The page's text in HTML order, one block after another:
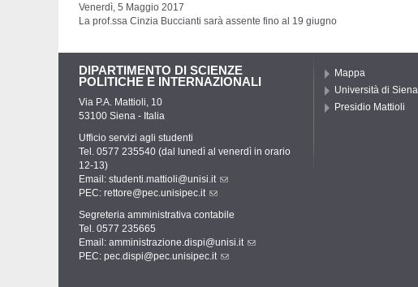
Venerdì, 5 Maggio 2017
La prof.ssa Cinzia Buccianti sarà assente fino al 19 giugno
DIPARTIMENTO DI SCIENZE
POLITICHE E INTERNAZIONALI
Via P.A. Mattioli, 10
53100 Siena - Italia
Ufficio servizi agli studenti
Tel. 0577 235540 (dal lunedì al venerdì in orario
12-13)
Email: studenti.mattioli@unisi.it
PEC: rettore@pec.unisipec.it
Segreteria amministrativa contabile
Tel. 0577 235665
Email: amministrazione.dispi@unisi.it
PEC: pec.dispi@pec.unisipec.it
Mappa
Università di Siena
Presidio Mattioli